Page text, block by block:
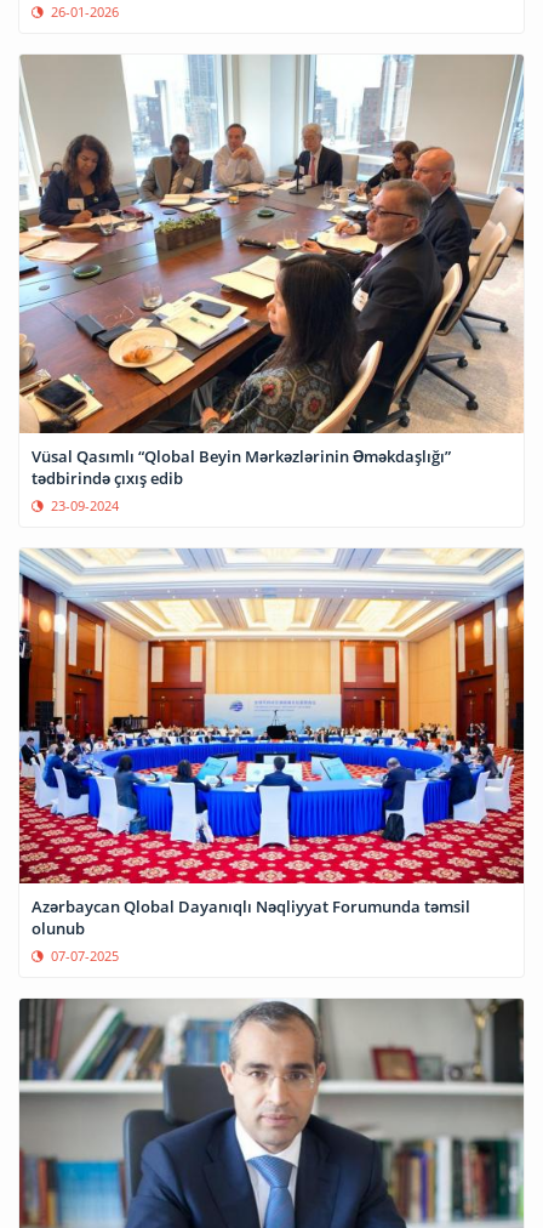
26-01-2026
Vüsal Qasımlı “Qlobal Beyin Mərkəzlərinin Əməkdaşlığı”
tədbirində çıxış edib
23-09-2024
Azərbaycan Qlobal Dayanıqlı Nəqliyyat Forumunda təmsil
olunub
07-07-2025